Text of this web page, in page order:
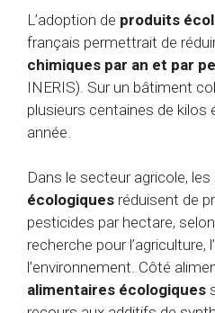
L’adoption de produits
français permettrait de
chimiques par an et par
INERIS). Sur un bâtiment
plusieurs centaines de kilos
année.
Dans le secteur agricole, les
écologiques réduisent de
pesticides par hectare,
recherche pour l’agriculture,
l’environnement. Côté
alimentaires écologiques